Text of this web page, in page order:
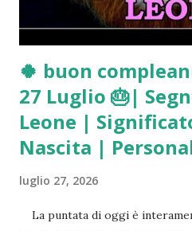
🍀 buon
27 Luglio 🎂|
Leone |
Nascita |
luglio 27, 2026
La puntata di oggi è